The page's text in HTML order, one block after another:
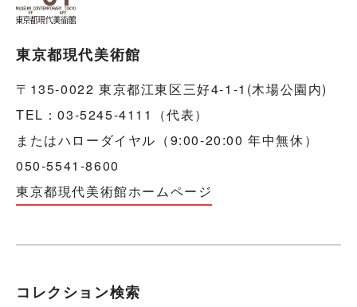
東京都現代美術館
〒135-0022 東京都江東区三好4-1-1(木場公園内)
TEL：03-5245-4111（代表）
またはハローダイヤル（9:00-20:00 年中無休）
050-5541-8600
東京都現代美術館ホームページ
コレクション検索